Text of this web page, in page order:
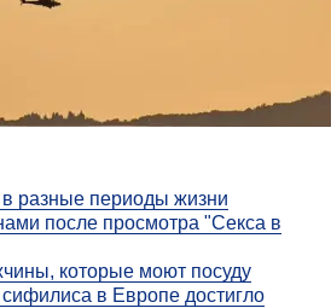
разные периоды жизни
после просмотра "Секса в
которые моют посуду
в Европе достигло